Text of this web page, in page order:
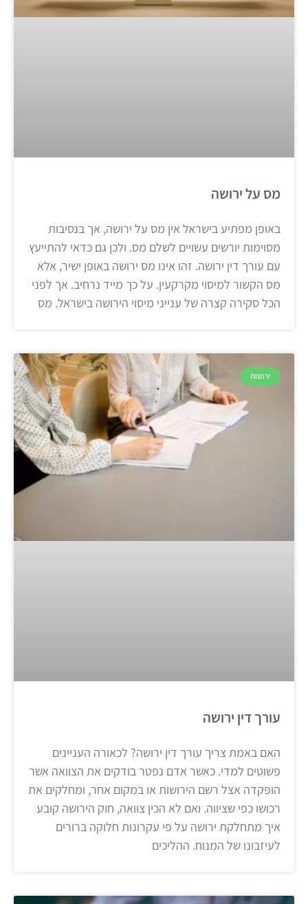
מס על ירושה
באופן מפתיע בישראל אין מס על ירושה, אך בנסיבות
מסוימות יורשים עשויים לשלם מס. ולכן גם כדאי להתייעץ
עם עורך דין ירושה. זהו אינו מס ירושה באופן ישיר, אלא
מס הקשור למיסוי מקרקעין. על כך מייד נרחיב. אך לפני
הכל סקירה קצרה של ענייני מיסוי הירושה בישראל. מס
ירושות
עורך דין ירושה
האם באמת צריך עורך דין ירושה? לכאורה העניינים
פשוטים למדי. כאשר אדם נפטר בודקים את הצוואה אשר
הופקדה אצל רשם הירושות או במקום אחר, ומחלקים את
רכושו כפי שציווה. ואם לא הכין צוואה, חוק הירושה קובע
איך מתחלקת ירושה על פי עקרונות חלוקה ברורים
לעיזבונו של המנוח. ההליכים